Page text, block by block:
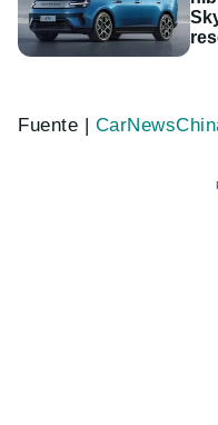
Fuente |